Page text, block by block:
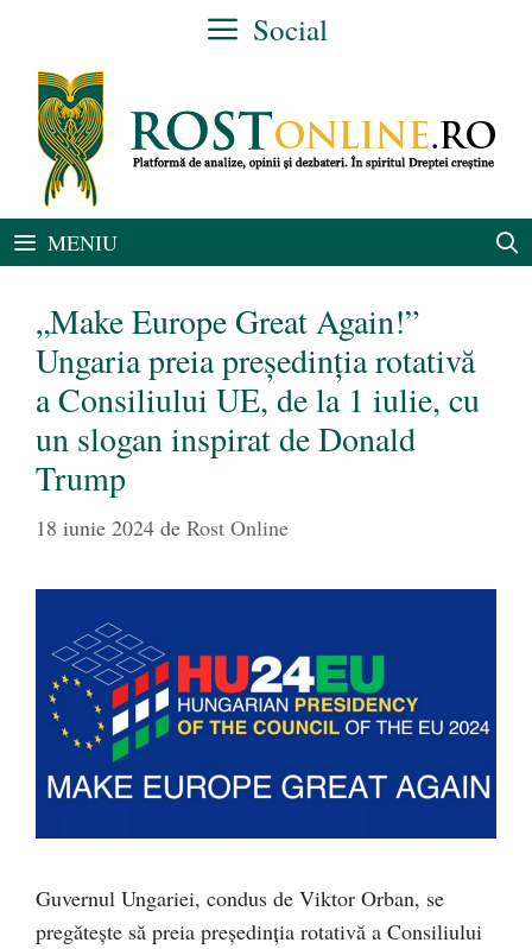
conținut
Social
MENIU
„Make Europe Great Again!”
Ungaria preia președinția rotativă
a Consiliului UE, de la 1 iulie, cu
un slogan inspirat de Donald
Trump
18 iunie 2024 de Rost Online
Guvernul Ungariei, condus de Viktor Orban, se
pregătește să preia președinția rotativă a Consiliului